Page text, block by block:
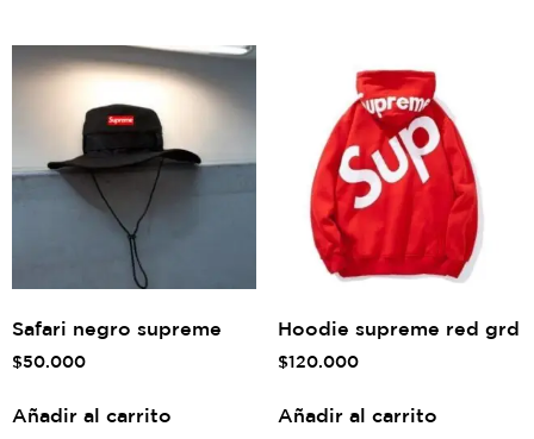
Safari negro supreme
$50.000
Añadir al carrito
Hoodie supreme red grd
$120.000
Añadir al carrito